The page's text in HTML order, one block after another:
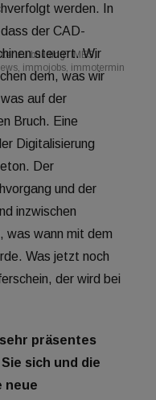
werden. In
der CAD-
steuert. Wir
dem, was wir
auf der
Bruch. Eine
Digitalisierung
Der
und der
inzwischen
was wann mit dem
Was jetzt noch
der wird bei
präsentes
sich und die
neue
zu buildingTIMES,
immojobs, immotermin